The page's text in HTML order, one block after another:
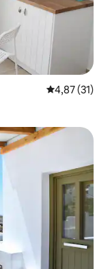
Vlerësimi
4,87 (31)